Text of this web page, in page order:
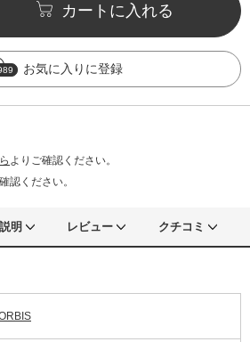
カートに入れる
お気に入りに登録
よりご確認ください。
認ください。
明 レビュー クチコミ